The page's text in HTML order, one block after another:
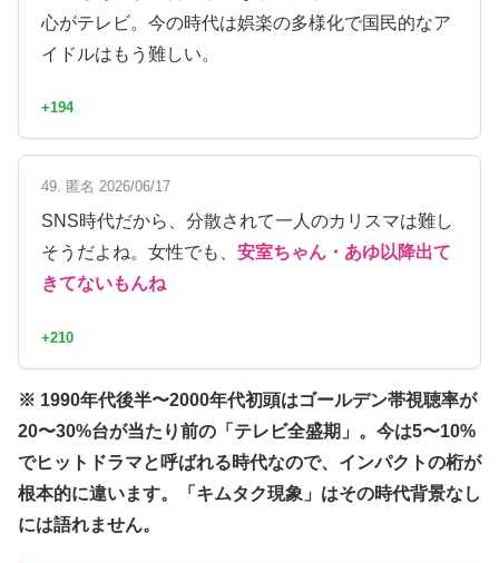
心がテレビ。今の時代は娯楽の多様化で国民的なア
イドルはもう難しい。
+194
49. 匿名 2026/06/17
SNS時代だから、分散されて一人のカリスマは難し
そうだよね。女性でも、 安室ちゃん・あゆ以降出て
きてないもんね
+210
※ 1990年代後半〜2000年代初頭はゴールデン帯視聴率が
20〜30%台が当たり前の「テレビ全盛期」。今は5〜10%
でヒットドラマと呼ばれる時代なので、インパクトの桁が
根本的に違います。「キムタク現象」はその時代背景なし
には語れません。